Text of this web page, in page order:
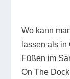
Wo kann
lassen als in
Füßen im
On The